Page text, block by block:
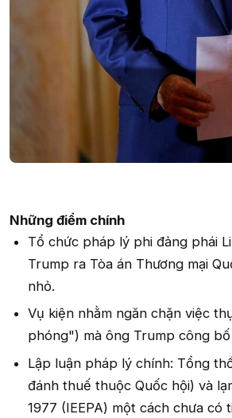
Những điểm chính
Tổ chức pháp lý phi đảng phái
Trump ra Tòa án Thương mại
nhỏ.
Vụ kiện nhằm ngăn chặn việc
phóng") mà ông Trump công
Lập luận pháp lý chính: Tổng
đánh thuế thuộc Quốc hội) và
1977 (IEEPA) một cách chưa có